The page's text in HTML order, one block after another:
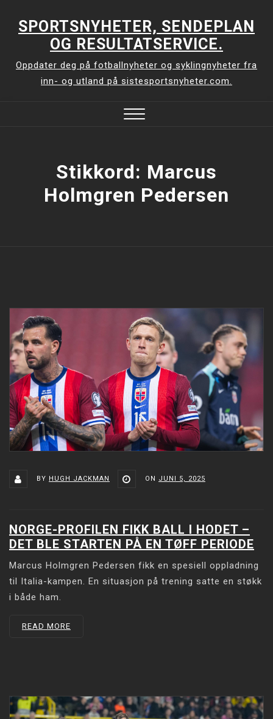
SPORTSNYHETER, SENDEPLAN
OG RESULTATSERVICE.
Oppdater deg på fotballnyheter og syklingnyheter fra
inn- og utland på sistesportsnyheter.com.
Stikkord: Marcus
Holmgren Pedersen
BY HUGH JACKMAN ON JUNI 5, 2025
NORGE-PROFILEN FIKK BALL I HODET –
DET BLE STARTEN PÅ EN TØFF PERIODE
Marcus Holmgren Pedersen fikk en spesiell oppladning
til Italia-kampen. En situasjon på trening satte en støkk
i både ham.
READ MORE